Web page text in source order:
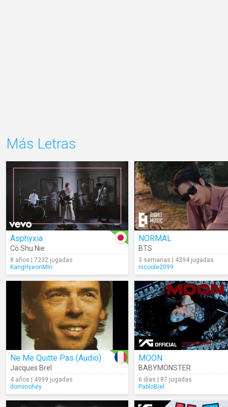
Más Letras
Asphyxia
Cö Shu Nie
8 años | 7232 jugadas
KangHyeonMIn
NORMAL
BTS
3 semanas | 4394 jugadas
nicoole2099
Ne Me Quitte Pas (Audio)
Jacques Brel
4 años | 4999 jugadas
dominohey
MOON
BABYMONSTER
6 días | 87 jugadas
PabloBiel